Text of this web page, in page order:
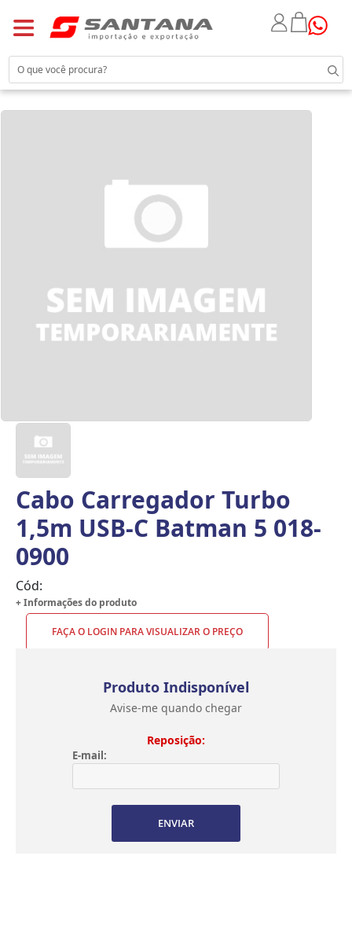
Cabo Carregador Turbo
1,5m USB-C Batman 5 018-
0900
Cód:
+ Informações do produto
FAÇA O LOGIN PARA VISUALIZAR O PREÇO
Produto Indisponível
Avise-me quando chegar
Reposição:
E-mail:
ENVIAR